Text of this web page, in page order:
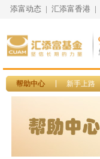
添富动态 | 汇添富香港 |
帮助中心 新手上路